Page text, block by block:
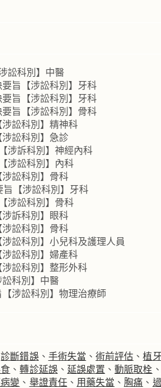
訟科別】中醫
旨【涉訟科別】牙科
旨【涉訟科別】牙科
旨【涉訟科別】骨科
訟科別】精神科
訟科別】急診
涉訴科別】神經內科
涉訟科別】內科
訟科別】骨科
【涉訟科別】牙科
涉訟科別】骨科
訴科別】眼科
訟科別】骨科
訟科別】小兒科及護理人員
訟科別】婦產科
訟科別】整形外科
科別】中醫
涉訟科別】物理治療師
診斷錯誤、 手術失當 、術前評估 、植牙
、轉診延誤、 延誤處置 、動脈取栓 、
變 、 舉證責任、 用藥失當 、 胸痛 、